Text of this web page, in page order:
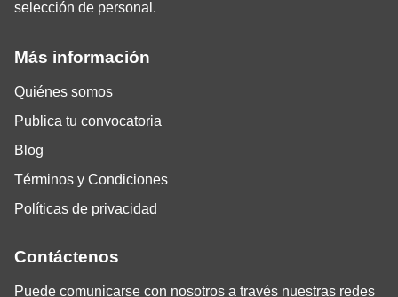
Más información
Quiénes somos
Publica tu convocatoria
Blog
Términos y Condiciones
Políticas de privacidad
Contáctenos
Puede comunicarse con nosotros a través nuestras redes
selección de personal.